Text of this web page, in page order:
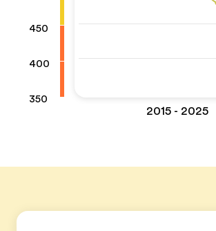
450
400
350
2015 - 2025